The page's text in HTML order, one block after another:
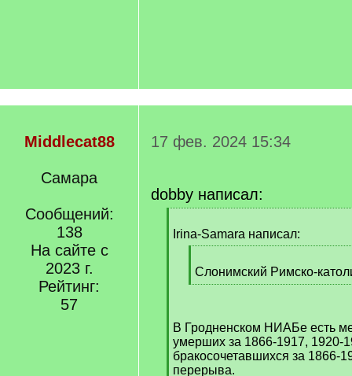
Middlecat88
Самара
Сообщений:
138
На сайте с
2023 г.
Рейтинг:
57
17 фев. 2024 15:34
dobby написал:
qIrina-Samara написал:
q
]
Слонимский Римско-
[
]
В Гродненском НИАБе есть
умерших за 1866-1917, 1920-
бракосочетавшихся за 1866-
перерыва.